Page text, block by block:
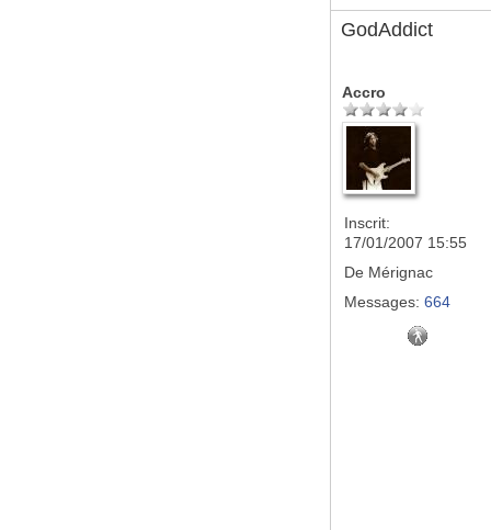
GodAddict
Accro
Inscrit:
17/01/2007 15:55
De Mérignac
Messages: 664